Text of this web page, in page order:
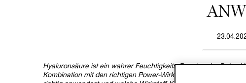
Hyaluronsäure ist ein wahrer Feuchtigkeits-Booster, der Deine
Kombination mit den richtigen Power-Wirkstoffen entfaltet sie